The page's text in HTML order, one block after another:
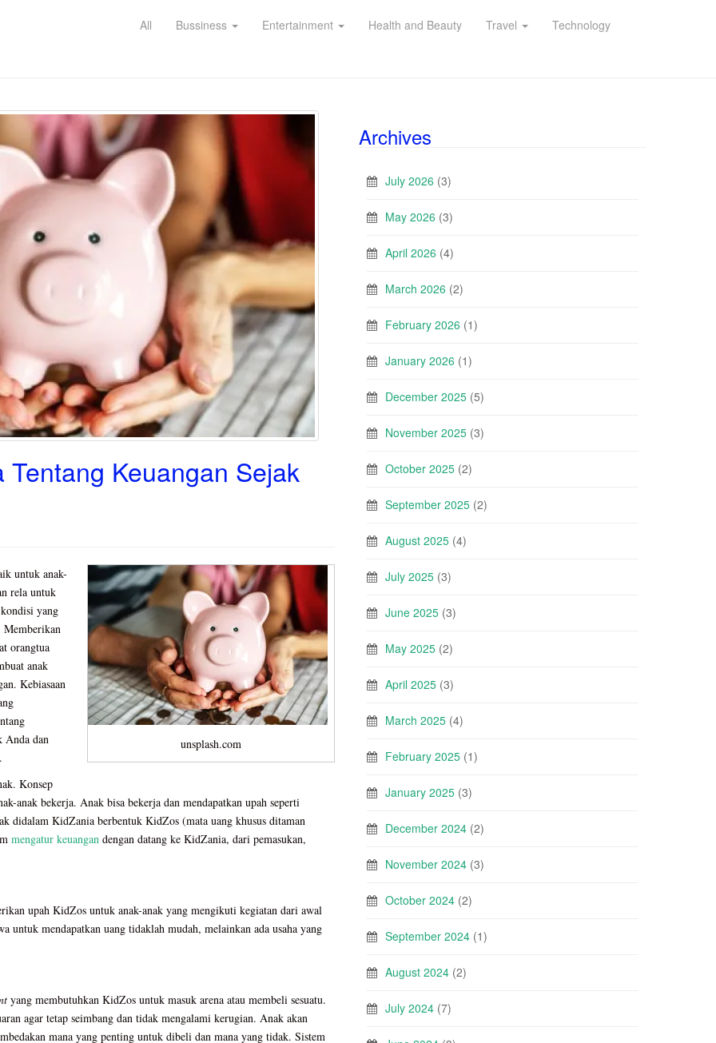
All Bussiness Entertainment Health and Beauty Travel Technology
Keuangan Sejak
unsplash.com
untuk anak-
rela untuk
yang
orangtua
anak
Kebiasaan
Anda dan
Konsep
anak bekerja. Anak bisa bekerja dan mendapatkan upah seperti
didalam KidZania berbentuk KidZos (mata uang khusus ditaman
mengatur keuangan dengan datang ke KidZania, dari pemasukan,
upah KidZos untuk anak-anak yang mengikuti kegiatan dari awal
untuk mendapatkan uang tidaklah mudah, melainkan ada usaha yang
yang membutuhkan KidZos untuk masuk arena atau membeli sesuatu.
agar tetap seimbang dan tidak mengalami kerugian. Anak akan
mana yang penting untuk dibeli dan mana yang tidak. Sistem
Archives
July 2026 (3)
May 2026 (3)
April 2026 (4)
March 2026 (2)
February 2026 (1)
January 2026 (1)
December 2025 (5)
November 2025 (3)
October 2025 (2)
September 2025 (2)
August 2025 (4)
July 2025 (3)
June 2025 (3)
May 2025 (2)
April 2025 (3)
March 2025 (4)
February 2025 (1)
January 2025 (3)
December 2024 (2)
November 2024 (3)
October 2024 (2)
September 2024 (1)
August 2024 (2)
July 2024 (7)